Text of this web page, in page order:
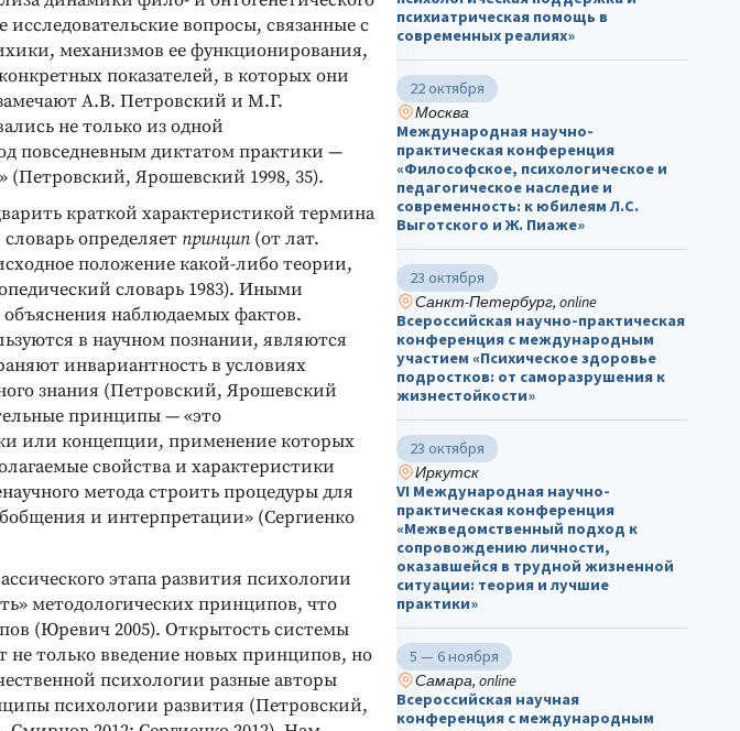
вопросы, связанные с
механизмов ее функционирования,
показателей, в которых они
А.В. Петровский и М.Г.
не только из одной
повседневным диктатом практики —
(Петровский, Ярошевский 1998, 35).
краткой характеристикой термина
определяет принцип(от лат.
положение какой-либо теории,
словарь 1983). Иными
наблюдаемых фактов.
в научном познании, являются
инвариантность в условиях
знания (Петровский, Ярошевский
принципы — «это
или концепции, применение которых
свойства и характеристики
метода строить процедуры для
и интерпретации» (Сергиенко
этапа развития психологии
методологических принципов, что
(Юревич 2005). Открытость системы
не только введение новых принципов, но
психологии разные авторы
психологии развития (Петровский,
психиатрическая помощь в
современных реалиях»
22 октября
Москва
Международная научно-
практическая конференция
«Философское, психологическое и
педагогическое наследие и
современность: к юбилеям Л.С.
Выготского и Ж. Пиаже»
23 октября
Санкт-Петербург, online
Всероссийская научно-практическая
конференция с международным
участием «Психическое здоровье
подростков: от саморазрушения к
жизнестойкости»
23 октября
Иркутск
VI Международная научно-
практическая конференция
«Межведомственный подход к
сопровождению личности,
оказавшейся в трудной жизненной
ситуации: теория и лучшие
практики»
5 — 6 ноября
Самара, online
Всероссийская научная
конференция с международным